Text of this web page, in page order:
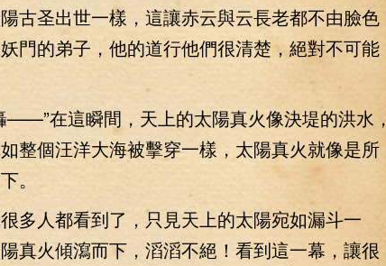
古圣出世一樣，這讓赤云與云長老都不由臉色
門的弟子，他的道行他們很清楚，絕對不可能
這瞬間，天上的太陽真火像決堤的洪水，
整個汪洋大海被擊穿一樣，太陽真火就像是所
。
人都看到了，只見天上的太陽宛如漏斗一
真火傾瀉而下，滔滔不絕！看到這一幕，讓很